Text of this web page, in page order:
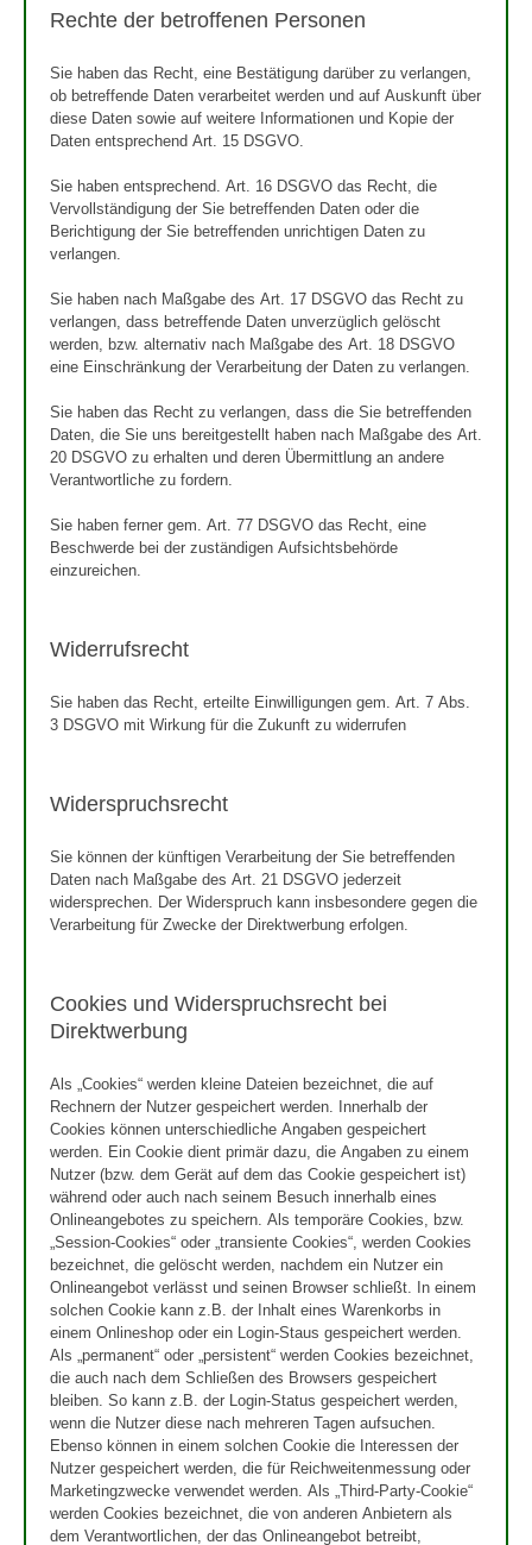
Rechte der betroffenen Personen
Sie haben das Recht, eine Bestätigung darüber zu verlangen,
ob betreffende Daten verarbeitet werden und auf Auskunft über
diese Daten sowie auf weitere Informationen und Kopie der
Daten entsprechend Art. 15 DSGVO.
Sie haben entsprechend. Art. 16 DSGVO das Recht, die
Vervollständigung der Sie betreffenden Daten oder die
Berichtigung der Sie betreffenden unrichtigen Daten zu
verlangen.
Sie haben nach Maßgabe des Art. 17 DSGVO das Recht zu
verlangen, dass betreffende Daten unverzüglich gelöscht
werden, bzw. alternativ nach Maßgabe des Art. 18 DSGVO
eine Einschränkung der Verarbeitung der Daten zu verlangen.
Sie haben das Recht zu verlangen, dass die Sie betreffenden
Daten, die Sie uns bereitgestellt haben nach Maßgabe des Art.
20 DSGVO zu erhalten und deren Übermittlung an andere
Verantwortliche zu fordern.
Sie haben ferner gem. Art. 77 DSGVO das Recht, eine
Beschwerde bei der zuständigen Aufsichtsbehörde
einzureichen.
Widerrufsrecht
Sie haben das Recht, erteilte Einwilligungen gem. Art. 7 Abs.
3 DSGVO mit Wirkung für die Zukunft zu widerrufen
Widerspruchsrecht
Sie können der künftigen Verarbeitung der Sie betreffenden
Daten nach Maßgabe des Art. 21 DSGVO jederzeit
widersprechen. Der Widerspruch kann insbesondere gegen die
Verarbeitung für Zwecke der Direktwerbung erfolgen.
Cookies und Widerspruchsrecht bei
Direktwerbung
Als „Cookies“ werden kleine Dateien bezeichnet, die auf
Rechnern der Nutzer gespeichert werden. Innerhalb der
Cookies können unterschiedliche Angaben gespeichert
werden. Ein Cookie dient primär dazu, die Angaben zu einem
Nutzer (bzw. dem Gerät auf dem das Cookie gespeichert ist)
während oder auch nach seinem Besuch innerhalb eines
Onlineangebotes zu speichern. Als temporäre Cookies, bzw.
„Session-Cookies“ oder „transiente Cookies“, werden Cookies
bezeichnet, die gelöscht werden, nachdem ein Nutzer ein
Onlineangebot verlässt und seinen Browser schließt. In einem
solchen Cookie kann z.B. der Inhalt eines Warenkorbs in
einem Onlineshop oder ein Login-Staus gespeichert werden.
Als „permanent“ oder „persistent“ werden Cookies bezeichnet,
die auch nach dem Schließen des Browsers gespeichert
bleiben. So kann z.B. der Login-Status gespeichert werden,
wenn die Nutzer diese nach mehreren Tagen aufsuchen.
Ebenso können in einem solchen Cookie die Interessen der
Nutzer gespeichert werden, die für Reichweitenmessung oder
Marketingzwecke verwendet werden. Als „Third-Party-Cookie“
werden Cookies bezeichnet, die von anderen Anbietern als
dem Verantwortlichen, der das Onlineangebot betreibt,